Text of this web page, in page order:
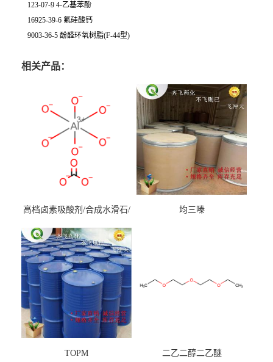
123-07-9 4-乙基苯酚
16925-39-6 氟硅酸钙
9003-36-5 酚醛环氧树脂(F-44型)
相关产品：
高档卤素吸酸剂/合成水滑石/
均三嗪
TOPM 二乙二醇二乙醚